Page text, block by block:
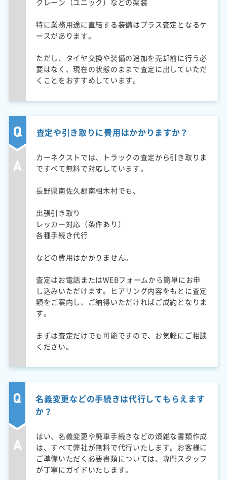
特に業務用途に直結する装備はプラス査定となるケ
ースがあります。
ただし、タイヤ交換や装備の追加を売却前に行う必
要はなく、現在の状態のままで査定に出していただ
くことをおすすめしています。
査定や引き取りに費用はかかりますか？
カーネクストでは、トラックの査定から引き取りま
ですべて無料で対応しています。
長野県南佐久郡南相木村でも、
出張引き取り
レッカー対応（条件あり）
各種手続き代行
などの費用はかかりません。
査定はお電話またはWEBフォームから簡単にお申
し込みいただけます。ヒアリング内容をもとに査定
額をご案内し、ご納得いただければご成約となりま
す。
まずは査定だけでも可能ですので、お気軽にご相談
ください。
名義変更などの手続きは代行してもらえます
か？
はい、名義変更や廃車手続きなどの煩雑な書類作成
は、すべて弊社が無料で代行いたします。お客様に
ご準備いただく必要書類については、専門スタッフ
が丁寧にガイドいたします。